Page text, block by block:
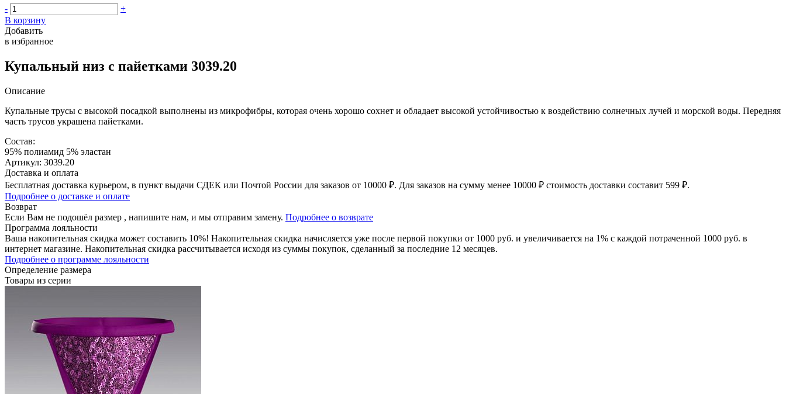
-
+
В корзину
Добавить
в избранное
Купальный низ с пайетками 3039.20
Описание
Купальные трусы с высокой посадкой выполнены из микрофибры, которая очень хорошо сохнет и обладает высокой устойчивостью к воздействию солнечных лучей и морской воды. Передняя
часть трусов украшена пайетками.
Состав:
95% полиамид 5% эластан
Артикул: 3039.20
Доставка и оплата
Бесплатная доставка курьером, в пункт выдачи СДЕК или Почтой России для заказов от 10000 ₽. Для заказов на сумму менее 10000 ₽ стоимость доставки составит 599 ₽.
Подробнее о доставке и оплате
Возврат
Если Вам не подошёл размер , напишите нам, и мы отправим замену. Подробнее о возврате
Программа лояльности
Ваша накопительная скидка может составить 10%! Накопительная скидка начисляется уже после первой покупки от 1000 руб. и увеличивается на 1% с каждой потраченной 1000 руб. в
интернет магазине. Накопительная скидка рассчитывается исходя из суммы покупок, сделанный за последние 12 месяцев.
Подробнее о программе лояльности
Определение размера
Товары из серии